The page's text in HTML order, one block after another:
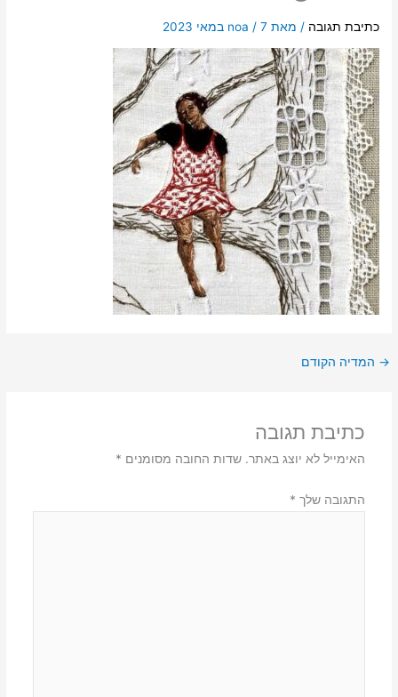
כתיבת תגובה / מאת noa / 7 במאי 2023
→ המדיה הקודם
כתיבת תגובה
האימייל לא יוצג באתר. שדות החובה מסומנים *
התגובה שלך *